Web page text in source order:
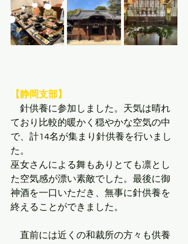
【静岡支部】
針供養に参加しました。天気は晴れ
ており比較的暖かく穏やかな空気の中
で、計14名が集まり針供養を行いまし
た。
巫女さんによる舞もありとても凛とし
た空気感が漂い素敵でした。最後に御
神酒を一口いただき、無事に針供養を
終えることができました。
直前には近くの和裁所の方々も供養